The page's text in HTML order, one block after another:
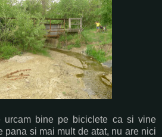
urcam bine pe biciclete ca si vine
pana si mai mult de atat, nu are nici